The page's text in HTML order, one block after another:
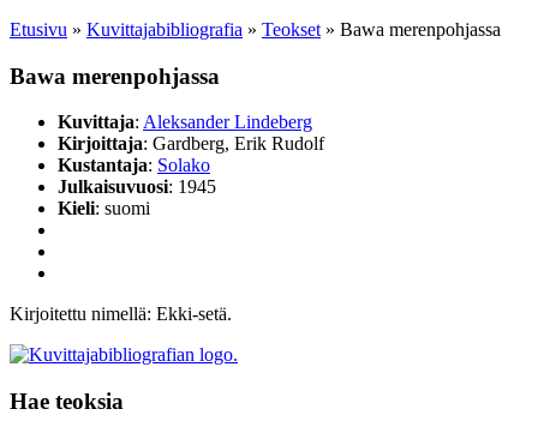
Etusivu » Kuvittaja­bibliografia » Teokset » Bawa merenpohjassa
Bawa merenpohjassa
Kuvittaja: Aleksander Lindeberg
Kirjoittaja: Gardberg, Erik Rudolf
Kustantaja: Solako
Julkaisuvuosi: 1945
Kieli: suomi
Kirjoitettu nimellä: Ekki-setä.
Hae teoksia